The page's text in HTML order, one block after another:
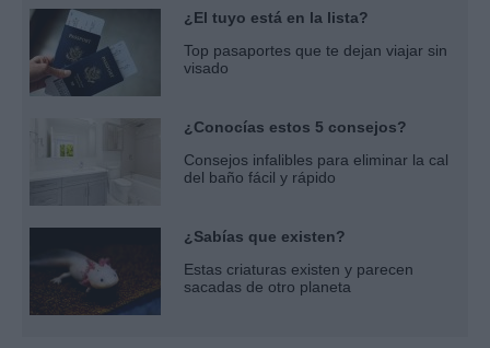
¿El tuyo está en la lista?
Top pasaportes que te dejan viajar sin
visado
¿Conocías estos 5 consejos?
Consejos infalibles para eliminar la cal
del baño fácil y rápido
¿Sabías que existen?
Estas criaturas existen y parecen
sacadas de otro planeta